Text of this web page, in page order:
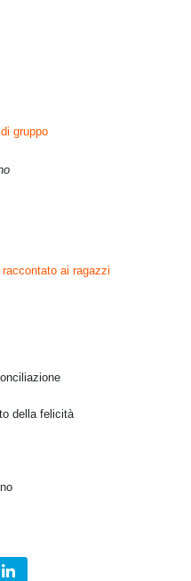
gruppo
ai ragazzi
della felicità